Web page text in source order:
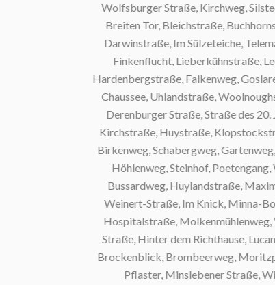
Wolfsburger Straße, Kirchweg,
Breiten Tor, Bleichstraße,
Darwinstraße, Im Sülzeteiche,
Finkenflucht, Lieberkühnstraße,
Hardenbergstraße, Falkenweg, Goslarer
Chaussee, Uhlandstraße,
Derenburger Straße, Straße des 20.
Kirchstraße, Huystraße,
Birkenweg, Schabergweg, Gartenweg,
Höhlenweg, Steinhof, Poetengang,
Bussardweg, Huylandstraße, Maxim-
Weinert-Straße, Im Knick, Minna-
Hospitalstraße, Molkenmühlenweg,
Straße, Hinter dem Richthause,
Brockenblick, Brombeerweg,
Pflaster, Minslebener Straße,